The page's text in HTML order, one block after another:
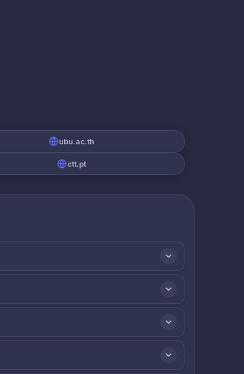
ubu.ac.th
ctt.pt